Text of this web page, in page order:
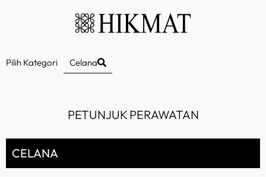
Pilih Kategori Celana
PETUNJUK PERAWATAN
CELANA